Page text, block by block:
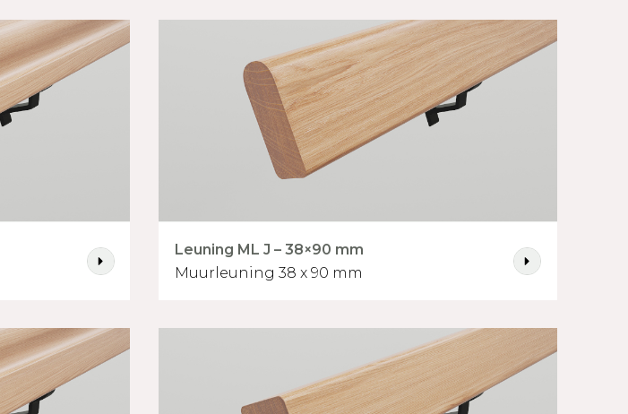
Leuning ML J – 38×90 mm
Muurleuning 38 x 90 mm